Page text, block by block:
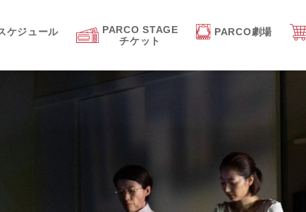
ケジュール
PARCO STAGE
チケット
PARCO劇場